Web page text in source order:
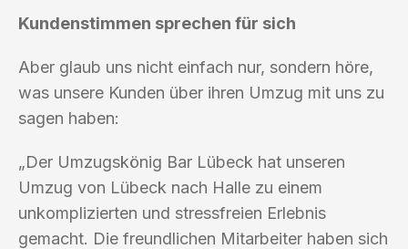
Kundenstimmen sprechen für sich
Aber glaub uns nicht einfach nur, sondern höre,
was unsere Kunden über ihren Umzug mit uns zu
sagen haben:
„Der Umzugskönig Bar Lübeck hat unseren
Umzug von Lübeck nach Halle zu einem
unkomplizierten und stressfreien Erlebnis
gemacht. Die freundlichen Mitarbeiter haben sich